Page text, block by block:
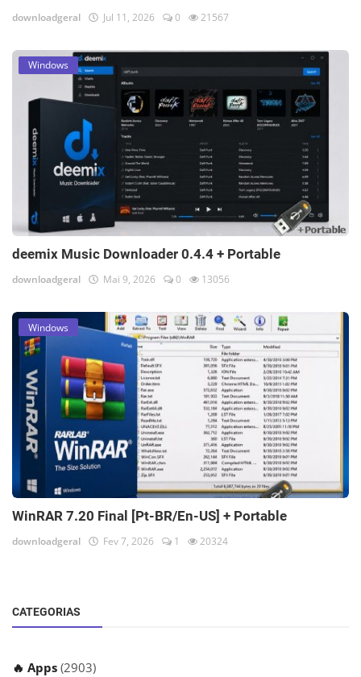
downloadgeral Jul 11, 2026 0 21567
Windows
deemix Music Downloader 0.4.4 + Portable
downloadgeral Mai 9, 2026 0 13056
Windows
WinRAR 7.20 Final [Pt-BR/En-US] + Portable
downloadgeral Fev 7, 2026 1 20324
CATEGORIAS
🔥 Apps (2903)